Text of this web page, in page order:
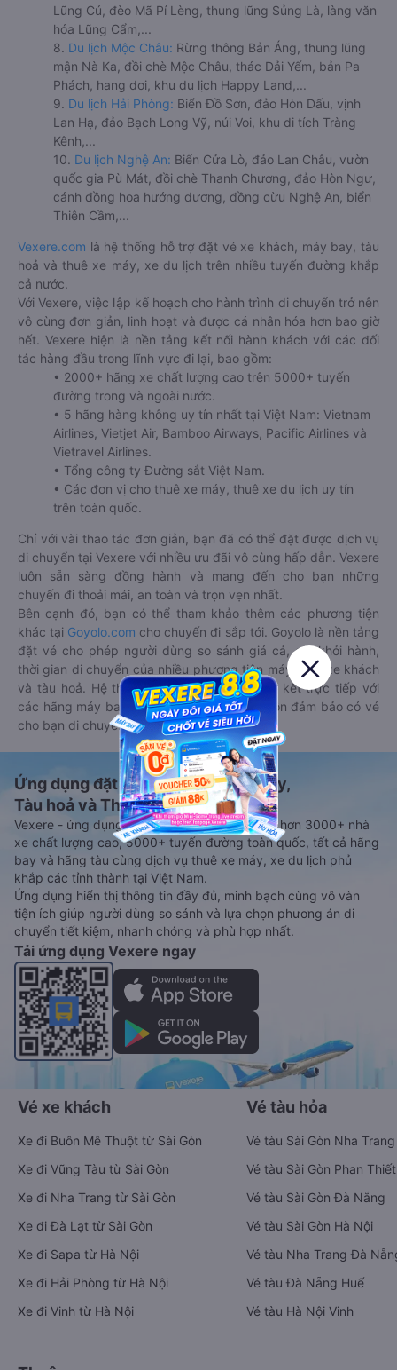
Lũng Cú, đèo Mã Pí Lèng, thung lũng Sủng Là, làng văn
hóa Lũng Cẩm,...
8. Du lịch Mộc Châu: Rừng thông Bản Áng, thung lũng
mận Nà Ka, đồi chè Mộc Châu, thác Dải Yếm, bản Pa
Phách, hang dơi, khu du lịch Happy Land,...
9. Du lịch Hải Phòng: Biển Đồ Sơn, đảo Hòn Dấu, vịnh
Lan Hạ, đảo Bạch Long Vỹ, núi Voi, khu di tích Tràng
Kênh,...
10. Du lịch Nghệ An: Biển Cửa Lò, đảo Lan Châu, vườn
quốc gia Pù Mát, đồi chè Thanh Chương, đảo Hòn Ngư,
cánh đồng hoa hướng dương, đồng cừu Nghệ An, biển
Thiên Cầm,...
Vexere.com là hệ thống hỗ trợ đặt vé xe khách, máy bay, tàu
hoả và thuê xe máy, xe du lịch trên nhiều tuyến đường khắp
cả nước.
Với Vexere, việc lập kế hoạch cho hành trình di chuyển trở nên
vô cùng đơn giản, linh hoạt và được cá nhân hóa hơn bao giờ
hết. Vexere hiện là nền tảng kết nối hành khách với các đối
tác hàng đầu trong lĩnh vực đi lại, bao gồm:
• 2000+ hãng xe chất lượng cao trên 5000+ tuyến
đường trong và ngoài nước.
• 5 hãng hàng không uy tín nhất tại Việt Nam: Vietnam
Airlines, Vietjet Air, Bamboo Airways, Pacific Airlines và
Vietravel Airlines.
• Tổng công ty Đường sắt Việt Nam.
• Các đơn vị cho thuê xe máy, thuê xe du lịch uy tín
trên toàn quốc.
Chỉ với vài thao tác đơn giản, bạn đã có thể đặt được dịch vụ
di chuyển tại Vexere với nhiều ưu đãi vô cùng hấp dẫn. Vexere
luôn sẵn sàng đồng hành và mang đến cho bạn những
chuyến đi thoải mái, an toàn và trọn vẹn nhất.
Bên cạnh đó, bạn có thể tham khảo thêm các phương tiện
khác tại Goyolo.com cho chuyến đi sắp tới. Goyolo là nền tảng
đặt vé cho phép người dùng so sánh giá cả, giờ khởi hành,
thời gian di chuyển của nhiều phương tiện máy bay, xe khách
và tàu hoả. Hệ thống của Goyolo được liên kết trực tiếp với
các hãng máy bay, xe khách và tàu hoả, luôn đảm bảo có vé
cho bạn di chuyển.
Ứng dụng đặt vé Xe khách, Máy bay,
Tàu hoả và Thuê xe
Vexere - ứng dụng đặt vé đa phương tiện với hơn 3000+ nhà
xe chất lượng cao, 5000+ tuyến đường toàn quốc, tất cả hãng
bay và hãng tàu cùng dịch vụ thuê xe máy, xe du lịch phủ
khắp các tỉnh thành tại Việt Nam.
Ứng dụng hiển thị thông tin đầy đủ, minh bạch cùng vô vàn
tiện ích giúp người dùng so sánh và lựa chọn phương án di
chuyển tiết kiệm, nhanh chóng và phù hợp nhất.
Tải ứng dụng Vexere ngay
Vé xe khách
Xe đi Buôn Mê Thuột từ Sài Gòn
Xe đi Vũng Tàu từ Sài Gòn
Xe đi Nha Trang từ Sài Gòn
Xe đi Đà Lạt từ Sài Gòn
Xe đi Sapa từ Hà Nội
Xe đi Hải Phòng từ Hà Nội
Xe đi Vinh từ Hà Nội
Vé tàu hỏa
Vé tàu Sài Gòn Nha Trang
Vé tàu Sài Gòn Phan Thiết
Vé tàu Sài Gòn Đà Nẵng
Vé tàu Sài Gòn Hà Nội
Vé tàu Nha Trang Đà
Vé tàu Đà Nẵng Huế
Vé tàu Hà Nội Vinh